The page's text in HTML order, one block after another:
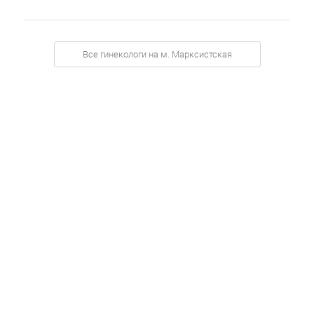
Все гинекологи на м. Марксистская